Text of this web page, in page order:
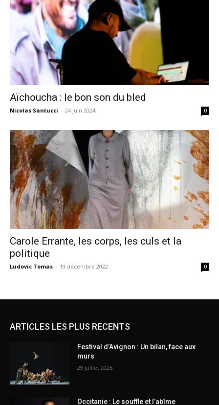
Aïchoucha : le bon son du bled
Nicolas Santucci - 24 juin 2024 0
Carole Errante, les corps, les culs et la
politique
Ludovic Tomas - 19 décembre 2022 0
ARTICLES LES PLUS RECENTS
Festival d’Avignon : Un bilan, face aux
murs
29 juillet 2026
Occitanie : Le souffle et l’abîme